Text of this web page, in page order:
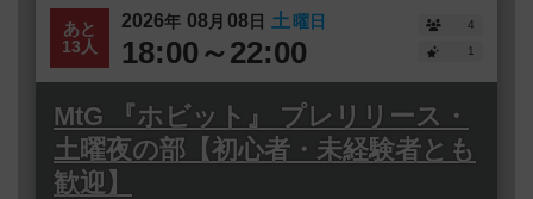
あと
13人
2026年 08 月 08日 土曜日
18:00～22:00
4
1
MtG 『ホビット』 プレリリース・
土曜夜の部【初心者・未経験者とも
歓迎】